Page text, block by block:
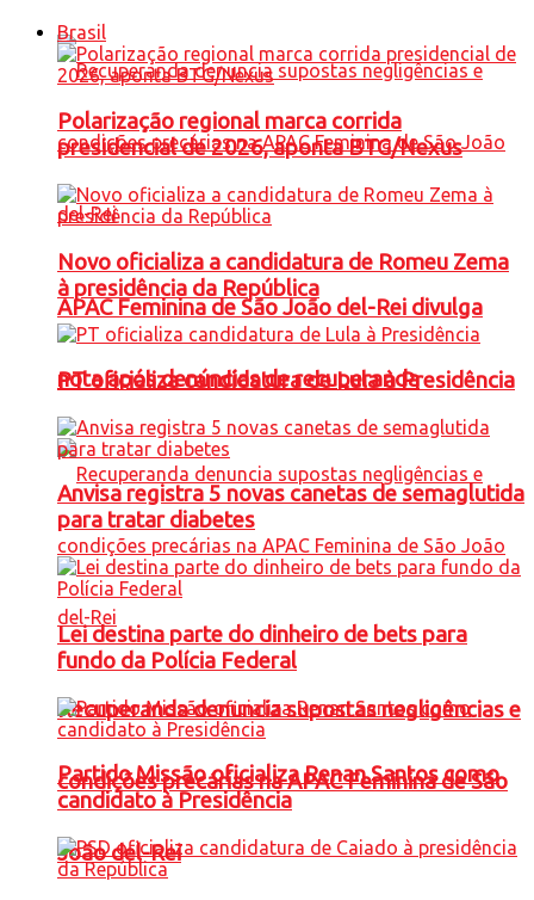
APAC Feminina de São João del-Rei divulga
nota após denúncias de recuperanda
Recuperanda denuncia supostas negligências e
condições precárias na APAC Feminina de São
João del-Rei
Brasil
Polarização regional marca corrida
presidencial de 2026, aponta BTG/Nexus
Novo oficializa a candidatura de Romeu Zema
à presidência da República
PT oficializa candidatura de Lula à Presidência
Anvisa registra 5 novas canetas de semaglutida
para tratar diabetes
Lei destina parte do dinheiro de bets para
fundo da Polícia Federal
Partido Missão oficializa Renan Santos como
candidato à Presidência